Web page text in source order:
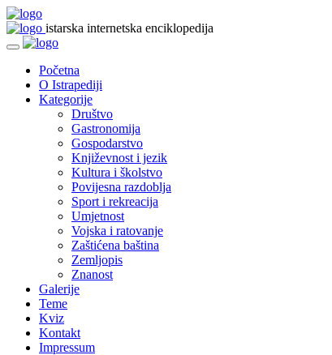
istarska internetska enciklopedija
Početna
O Istrapediji
Kategorije
Društvo
Gastronomija
Gospodarstvo
Književnost i jezik
Kultura i školstvo
Povijesna razdoblja
Sport i rekreacija
Umjetnost
Vojska i ratovanje
Zaštićena baština
Zemljopis
Znanost
Galerije
Teme
Kviz
Kontakt
Impressum